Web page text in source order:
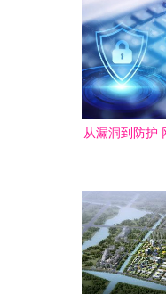
从漏洞到防护